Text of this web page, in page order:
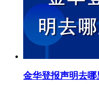
金华登报声明去哪